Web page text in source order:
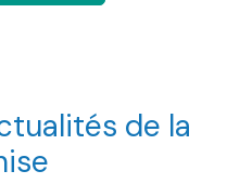
de la